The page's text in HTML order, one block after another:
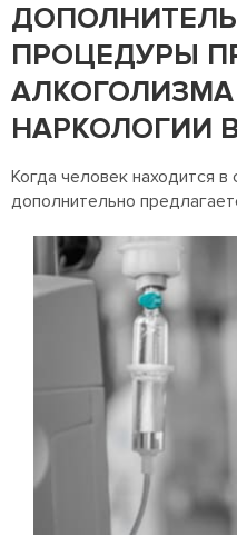
ПРОЦЕДУРЫ
НАРКОЛОГИИ
Когда человек находится
дополнительно